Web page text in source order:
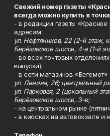
Свежий номер газеты
всегда можно купить в
- в редакции газеты
адресам:
ул. Нефтяников, 22 (2-й этаж,
Берёзовское шоссе, 4-а (1-й
- во всех почтовых
выпуски);
- в сети магазинов «Бегемот»
ул. Ленина, 26; центральный
ул. Парковая, 2 (цокольный
Берёзовское шоссе, 3-в;
- на центральном рынке
- в киосках на автовокзале и